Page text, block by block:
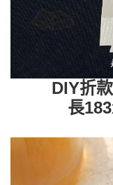
DIY折
長